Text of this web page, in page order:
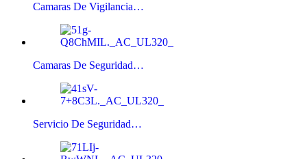
Camaras De Vigilancia…
Camaras De Seguridad…
Servicio De Seguridad…